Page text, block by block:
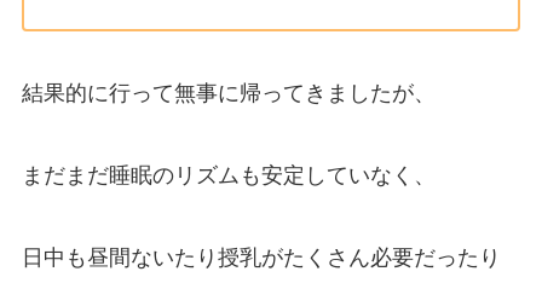
結果的に行って無事に帰ってきましたが、
まだまだ睡眠のリズムも安定していなく、
日中も昼間ないたり授乳がたくさん必要だったり